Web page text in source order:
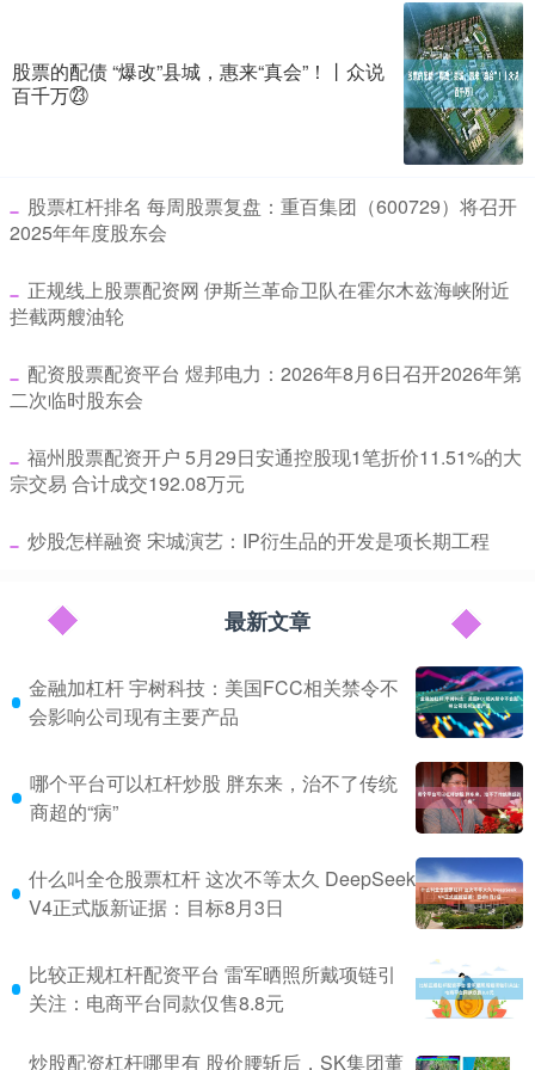
股票的配债 “爆改”县城，惠来“真会”！丨众说
百千万㉓
​股票杠杆排名 每周股票复盘：重百集团（600729）将召开
2025年年度股东会
​正规线上股票配资网 伊斯兰革命卫队在霍尔木兹海峡附近
拦截两艘油轮
​配资股票配资平台 煜邦电力：2026年8月6日召开2026年第
二次临时股东会
​福州股票配资开户 5月29日安通控股现1笔折价11.51%的大
宗交易 合计成交192.08万元
​炒股怎样融资 宋城演艺：IP衍生品的开发是项长期工程
最新文章
金融加杠杆 宇树科技：美国FCC相关禁令不
会影响公司现有主要产品
哪个平台可以杠杆炒股 胖东来，治不了传统
商超的“病”
什么叫全仓股票杠杆 这次不等太久 DeepSeek
V4正式版新证据：目标8月3日
比较正规杠杆配资平台 雷军晒照所戴项链引
关注：电商平台同款仅售8.8元
炒股配资杠杆哪里有 股价腰斩后，SK集团董